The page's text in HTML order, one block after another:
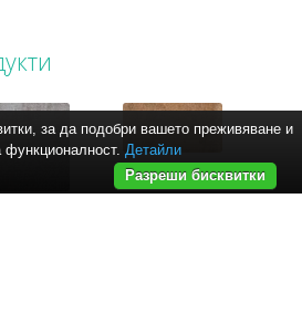
за да подобри вашето преживяване и
Детайли
Разреши бисквитки